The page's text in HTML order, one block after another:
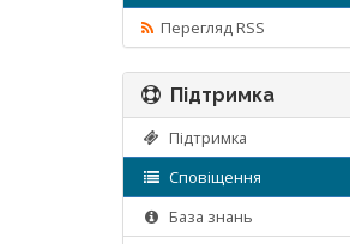
Перегляд RSS
Підтримка
Підтримка
Сповіщення
База знань